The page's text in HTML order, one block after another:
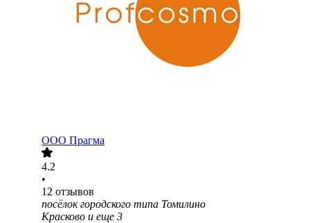
ООО Прагма
4.2
•
12 отзывов
посёлок городского типа Томилино
Красково и еще 3